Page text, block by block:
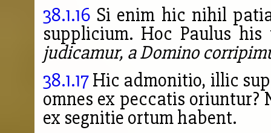
38.1.16 Si enim hic nihil
supplicium. Hoc Paulus
judicamur, a Domino
38.1.17Hic admonitio, illic
omnes ex peccatis oriuntur?
ex segnitie ortum habent.